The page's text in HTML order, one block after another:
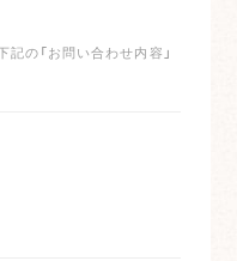
の「お問い合わせ内容」